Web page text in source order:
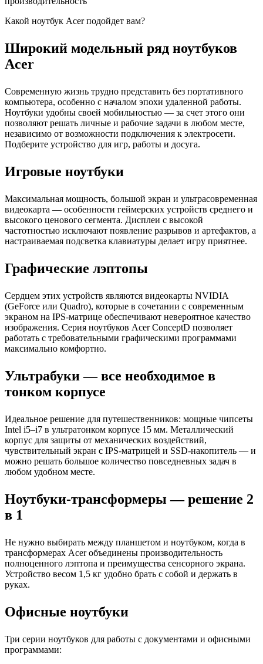
Какой ноутбук Acer подойдет вам?
Широкий модельный ряд ноутбуков
Acer
Современную жизнь трудно представить без портативного
компьютера, особенно с началом эпохи удаленной работы.
Ноутбуки удобны своей мобильностью — за счет этого они
позволяют решать личные и рабочие задачи в любом месте,
независимо от возможности подключения к электросети.
Подберите устройство для игр, работы и досуга.
Игровые ноутбуки
Максимальная мощность, большой экран и ультрасовременная
видеокарта — особенности геймерских устройств среднего и
высокого ценового сегмента. Дисплеи с высокой
частотностью исключают появление разрывов и артефактов, а
настраиваемая подсветка клавиатуры делает игру приятнее.
Графические лэптопы
Сердцем этих устройств являются видеокарты NVIDIA
(GeForce или Quadro), которые в сочетании с современным
экраном на IPS-матрице обеспечивают невероятное качество
изображения. Серия ноутбуков Acer ConceptD позволяет
работать с требовательными графическими программами
максимально комфортно.
Ультрабуки — все необходимое в
тонком корпусе
Идеальное решение для путешественников: мощные чипсеты
Intel i5–i7 в ультратонком корпусе 15 мм. Металлический
корпус для защиты от механических воздействий,
чувствительный экран с IPS-матрицей и SSD-накопитель — и
можно решать большое количество повседневных задач в
любом удобном месте.
Ноутбуки-трансформеры — решение 2
в 1
Не нужно выбирать между планшетом и ноутбуком, когда в
трансформерах Acer объединены производительность
полноценного лэптопа и преимущества сенсорного экрана.
Устройство весом 1,5 кг удобно брать с собой и держать в
руках.
Офисные ноутбуки
Три серии ноутбуков для работы с документами и офисными
программами: